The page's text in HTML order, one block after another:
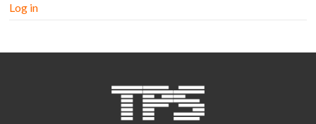
Log in